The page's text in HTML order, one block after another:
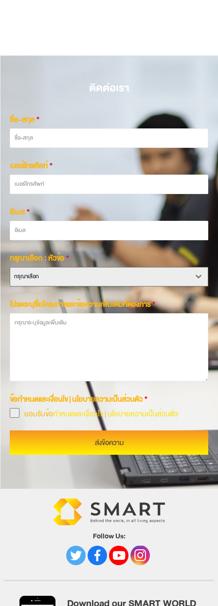
ติดต่อเรา
ชื่อ-สกุล*
เบอร์โทรศัพท์*
อีเมล*
กรุณาเลือก : หัวข้อ*
กรุณาเลือก
โปรดระบุชื่อโครงการและข้อความเพิ่มเติมที่ต้องการ*
ข้อกำหนดและเงื่อนไข | นโยบายความเป็นส่วนตัว*
ยอมรับข้อกำหนดและเงื่อนไข|นโยบายความเป็นส่วนตัว
ส่งข้อความ
Follow Us: